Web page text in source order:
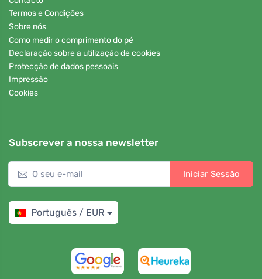
Termos e Condições
Sobre nós
Como medir o comprimento do pé
Declaração sobre a utilização de cookies
Protecção de dados pessoais
Impressão
Cookies
Subscrever a nossa newsletter
Iniciar Sessão
Português / EUR